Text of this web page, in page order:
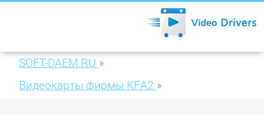
SOFT-DAEM.RU »
Видеокарты фирмы KFA2 »